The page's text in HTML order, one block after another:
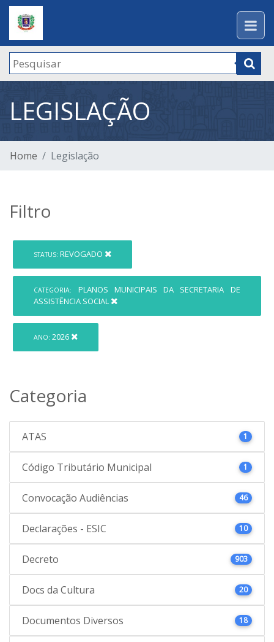
LEGISLAÇÃO
Home Legislação
Filtro
STATUS: REVOGADO
CATEGORIA:
PLANOS MUNICIPAIS DA SECRETARIA DE
ASSISTÊNCIA SOCIAL
ANO: 2026
Categoria
ATAS 1
Código Tributário Municipal 1
Convocação Audiências 46
Declarações - ESIC 10
Decreto 903
Docs da Cultura 20
Documentos Diversos 18